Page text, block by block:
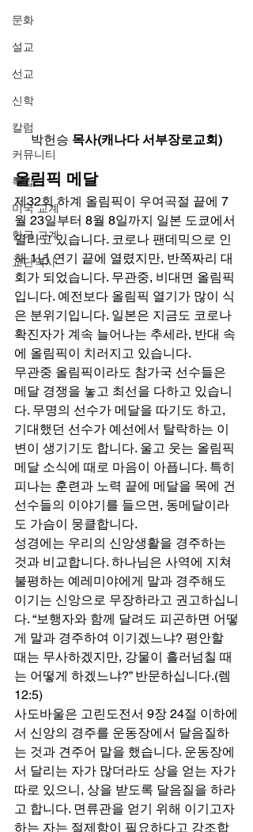
문화
설교
선교
신학
칼럼
커뮤니티
특집
미국 교계
한국 교계
교단역사
박헌승 목사(캐나다 서부장로교회)
올림픽 메달
제32회 하계 올림픽이 우여곡절 끝에 7
월 23일부터 8월 8일까지 일본 도쿄에서
열리고 있습니다. 코로나 팬데믹으로 인
해 1년 연기 끝에 열렸지만, 반쪽짜리 대
회가 되었습니다. 무관중, 비대면 올림픽
입니다. 예전보다 올림픽 열기가 많이 식
은 분위기입니다. 일본은 지금도 코로나
확진자가 계속 늘어나는 추세라, 반대 속
에 올림픽이 치러지고 있습니다.
무관중 올림픽이라도 참가국 선수들은
메달 경쟁을 놓고 최선을 다하고 있습니
다. 무명의 선수가 메달을 따기도 하고,
기대했던 선수가 예선에서 탈락하는 이
변이 생기기도 합니다. 울고 웃는 올림픽
메달 소식에 때로 마음이 아픕니다. 특히
피나는 훈련과 노력 끝에 메달을 목에 건
선수들의 이야기를 들으면, 동메달이라
도 가슴이 뭉클합니다.
성경에는 우리의 신앙생활을 경주하는
것과 비교합니다. 하나님은 사역에 지쳐
불평하는 예레미야에게 말과 경주해도
이기는 신앙으로 무장하라고 권고하십니
다. “보행자와 함께 달려도 피곤하면 어떻
게 말과 경주하여 이기겠느냐? 평안할
때는 무사하겠지만, 강물이 흘러넘칠 때
는 어떻게 하겠느냐?” 반문하십니다.(렘
12:5)
사도바울은 고린도전서 9장 24절 이하에
서 신앙의 경주를 운동장에서 달음질하
는 것과 견주어 말을 했습니다. 운동장에
서 달리는 자가 많더라도 상을 얻는 자가
따로 있으니, 상을 받도록 달음질을 하라
고 합니다. 면류관을 얻기 위해 이기고자
하는 자는 절제함이 필요하다고 강조합